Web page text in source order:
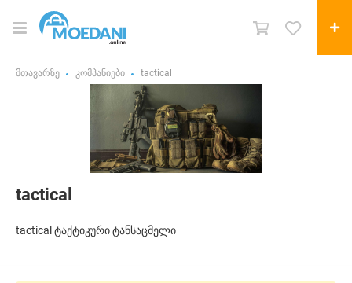
მთავარზე კომპანიები tactical
tactical
tactical ტაქტიკური ტანსაცმელი